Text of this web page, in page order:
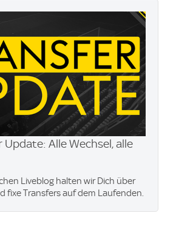
Alle Wechsel, alle
Liveblog halten wir Dich über
fixe Transfers auf dem Laufenden.